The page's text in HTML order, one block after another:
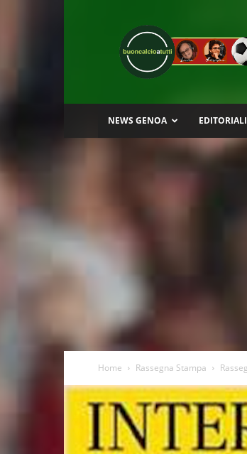
Buon
Calcio
a
Tutti
NEWS GENOA EDITORIALI
Home Rassegna Stampa